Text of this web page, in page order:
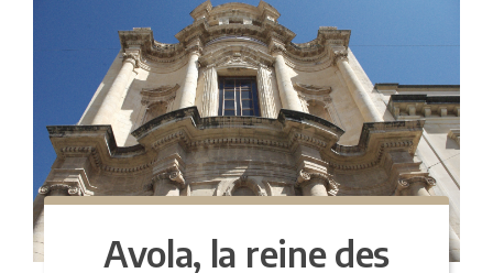
Avola, la reine des